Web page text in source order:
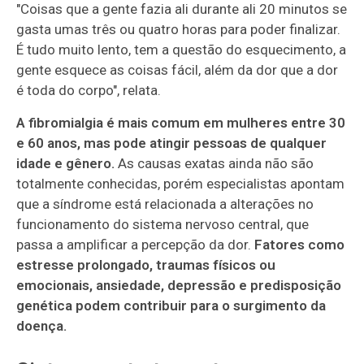
"Coisas que a gente fazia ali durante ali 20 minutos se
gasta umas três ou quatro horas para poder finalizar.
É tudo muito lento, tem a questão do esquecimento, a
gente esquece as coisas fácil, além da dor que a dor
é toda do corpo", relata.
A fibromialgia é mais comum em mulheres entre 30
e 60 anos, mas pode atingir pessoas de qualquer
idade e gênero. As causas exatas ainda não são
totalmente conhecidas, porém especialistas apontam
que a síndrome está relacionada a alterações no
funcionamento do sistema nervoso central, que
passa a amplificar a percepção da dor. Fatores como
estresse prolongado, traumas físicos ou
emocionais, ansiedade, depressão e predisposição
genética podem contribuir para o surgimento da
doença.